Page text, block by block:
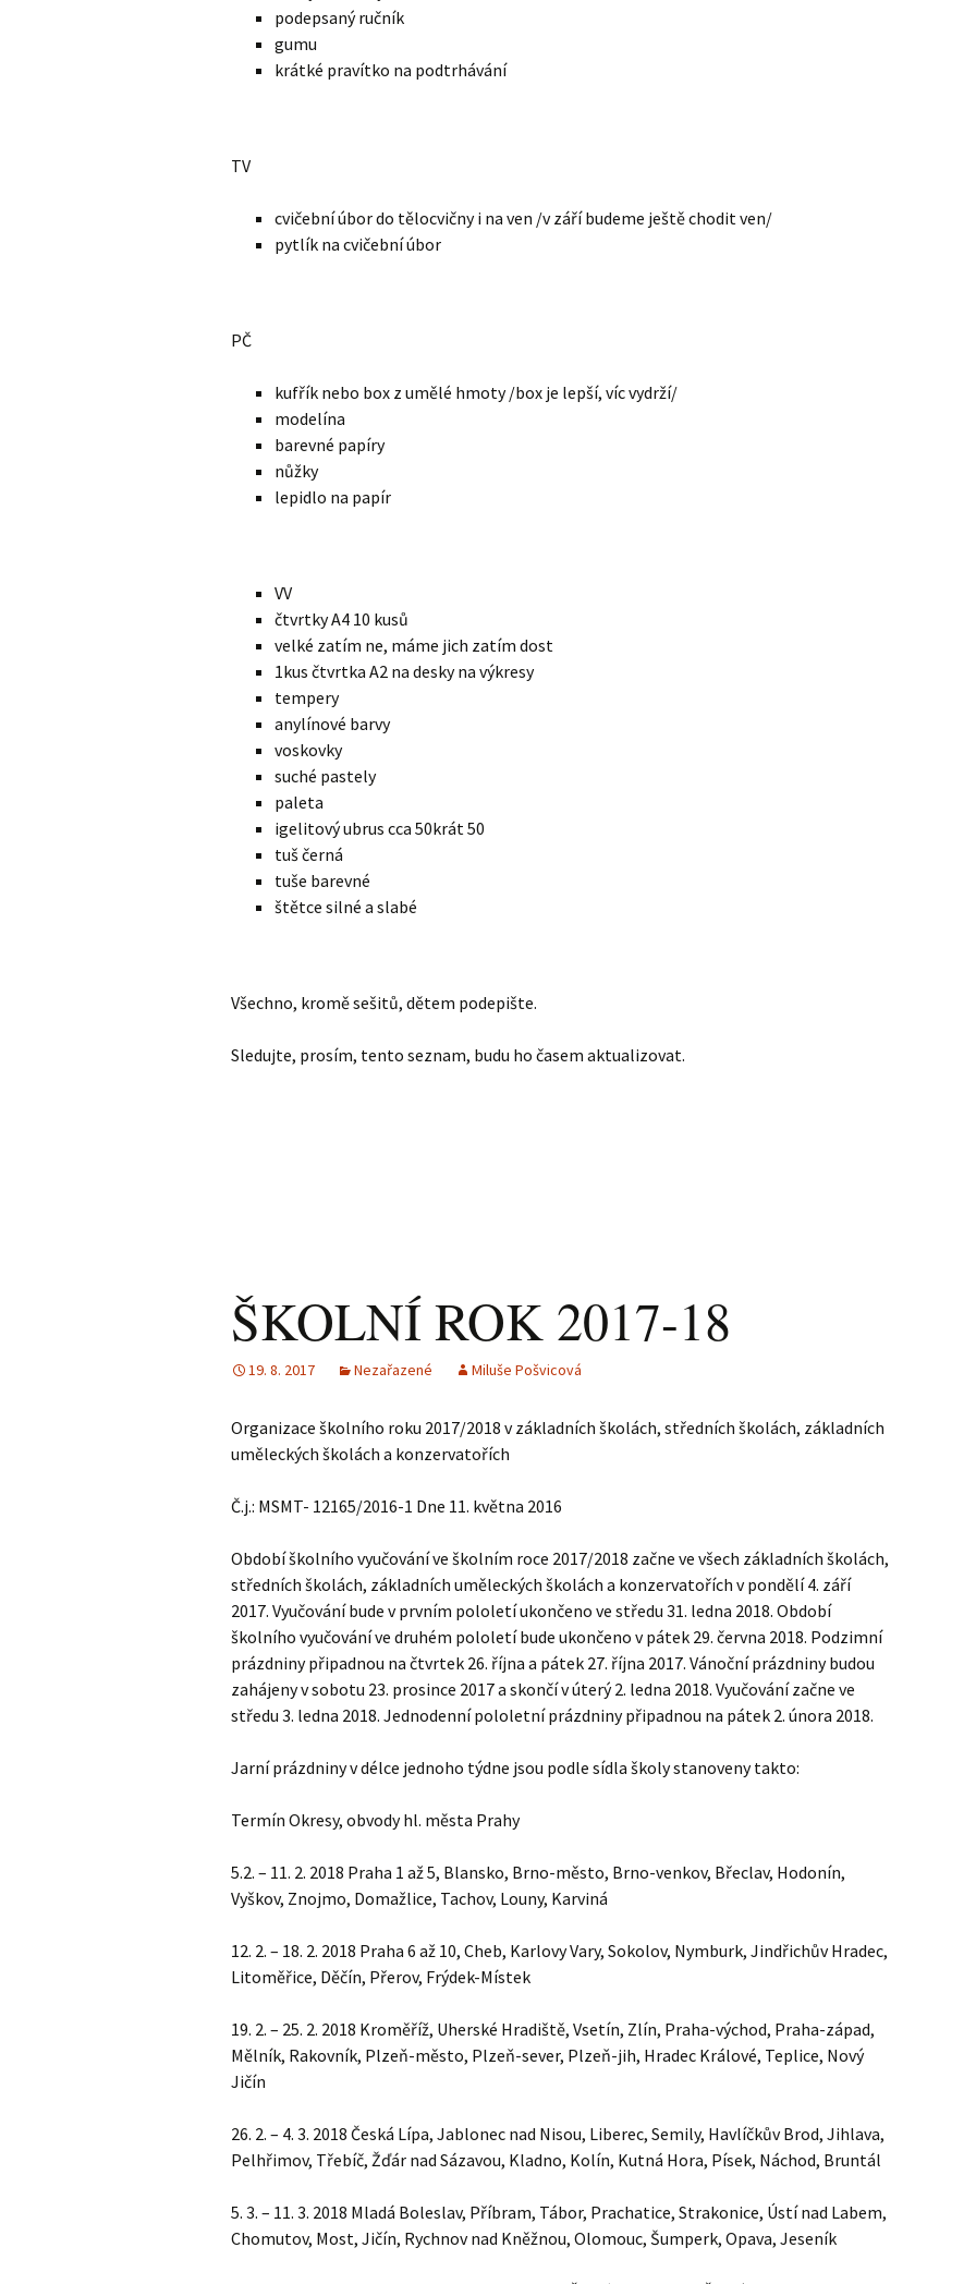
podepsaný ručník
gumu
krátké pravítko na podtrhávání
TV
cvičební úbor do tělocvičny i na ven /v září budeme ještě chodit ven/
pytlík na cvičební úbor
PČ
kufřík nebo box z umělé hmoty /box je lepší, víc vydrží/
modelína
barevné papíry
nůžky
lepidlo na papír
VV
čtvrtky A4 10 kusů
velké zatím ne, máme jich zatím dost
1kus čtvrtka A2 na desky na výkresy
tempery
anylínové barvy
voskovky
suché pastely
paleta
igelitový ubrus cca 50krát 50
tuš černá
tuše barevné
štětce silné a slabé
Všechno, kromě sešitů, dětem podepište.
Sledujte, prosím, tento seznam, budu ho časem aktualizovat.
ŠKOLNÍ ROK 2017-18
19. 8. 2017 Nezařazené Miluše Pošvicová
Organizace školního roku 2017/2018 v základních školách, středních školách, základních
uměleckých školách a konzervatořích
Č.j.: MSMT- 12165/2016-1 Dne 11. května 2016
Období školního vyučování ve školním roce 2017/2018 začne ve všech základních školách,
středních školách, základních uměleckých školách a konzervatořích v pondělí 4. září
2017. Vyučování bude v prvním pololetí ukončeno ve středu 31. ledna 2018. Období
školního vyučování ve druhém pololetí bude ukončeno v pátek 29. června 2018. Podzimní
prázdniny připadnou na čtvrtek 26. října a pátek 27. října 2017. Vánoční prázdniny budou
zahájeny v sobotu 23. prosince 2017 a skončí v úterý 2. ledna 2018. Vyučování začne ve
středu 3. ledna 2018. Jednodenní pololetní prázdniny připadnou na pátek 2. února 2018.
Jarní prázdniny v délce jednoho týdne jsou podle sídla školy stanoveny takto:
Termín Okresy, obvody hl. města Prahy
5.2. – 11. 2. 2018 Praha 1 až 5, Blansko, Brno-město, Brno-venkov, Břeclav, Hodonín,
Vyškov, Znojmo, Domažlice, Tachov, Louny, Karviná
12. 2. – 18. 2. 2018 Praha 6 až 10, Cheb, Karlovy Vary, Sokolov, Nymburk, Jindřichův Hradec,
Litoměřice, Děčín, Přerov, Frýdek-Místek
19. 2. – 25. 2. 2018 Kroměříž, Uherské Hradiště, Vsetín, Zlín, Praha-východ, Praha-západ,
Mělník, Rakovník, Plzeň-město, Plzeň-sever, Plzeň-jih, Hradec Králové, Teplice, Nový
Jičín
26. 2. – 4. 3. 2018 Česká Lípa, Jablonec nad Nisou, Liberec, Semily, Havlíčkův Brod, Jihlava,
Pelhřimov, Třebíč, Žďár nad Sázavou, Kladno, Kolín, Kutná Hora, Písek, Náchod, Bruntál
5. 3. – 11. 3. 2018 Mladá Boleslav, Příbram, Tábor, Prachatice, Strakonice, Ústí nad Labem,
Chomutov, Most, Jičín, Rychnov nad Kněžnou, Olomouc, Šumperk, Opava, Jeseník